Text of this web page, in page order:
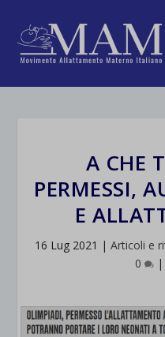
A CHE
PERMESSI,
E
16 Lug 2021 | Articoli e
0
|